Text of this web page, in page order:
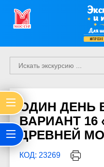
и
Для
ОДИН ДЕНЬ
ВАРИАНТ 16
ДРЕВНЕЙ
КОД: 23269